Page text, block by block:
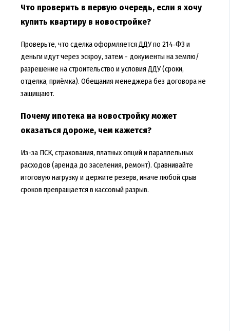
Что проверить в первую очередь, если я хочу
купить квартиру в новостройке?
Проверьте, что сделка оформляется ДДУ по 214‑ФЗ и
деньги идут через эскроу, затем - документы на землю/
разрешение на строительство и условия ДДУ (сроки,
отделка, приёмка). Обещания менеджера без договора не
защищают.
Почему ипотека на новостройку может
оказаться дороже, чем кажется?
Из-за ПСК, страхования, платных опций и параллельных
расходов (аренда до заселения, ремонт). Сравнивайте
итоговую нагрузку и держите резерв, иначе любой срыв
сроков превращается в кассовый разрыв.